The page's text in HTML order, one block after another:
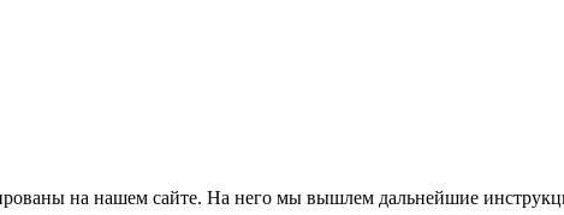
на нашем сайте. На него мы вышлем дальнейшие